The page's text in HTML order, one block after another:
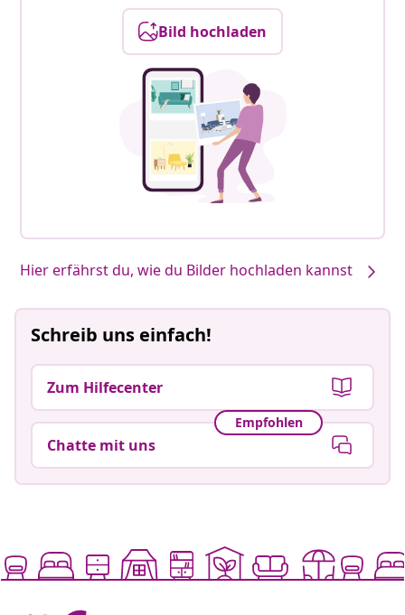
Bild hochladen
Hier erfährst du, wie du Bilder hochladen kannst
Schreib uns einfach!
Zum Hilfecenter
Empfohlen
Chatte mit uns